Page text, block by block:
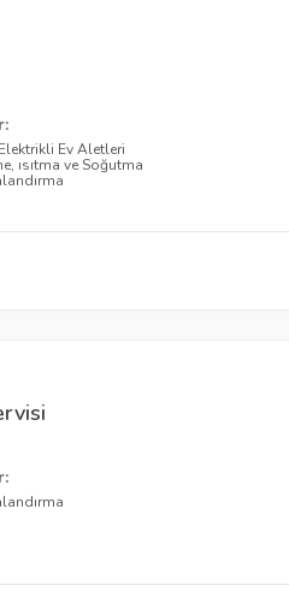
Elektrikli Ev Aletleri
ısıtma ve Soğutma